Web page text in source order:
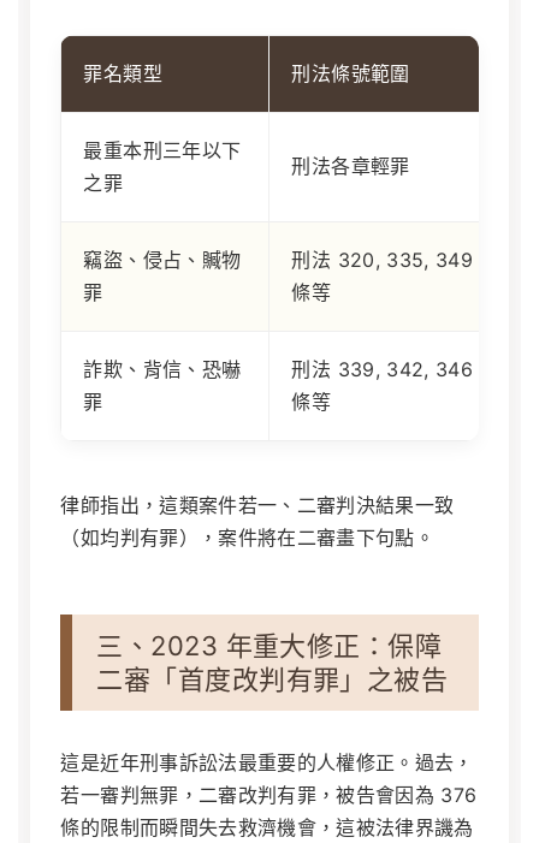
罪名類型 刑法條號範圍
最重本刑三年以下
之罪
刑法各章輕罪
竊盜、侵占、贓物
罪
刑法 320, 335, 349
條等
詐欺、背信、恐嚇
罪
刑法 339, 342, 346
條等
律師指出，這類案件若一、二審判決結果一致
（如均判有罪），案件將在二審畫下句點。
三、2023 年重大修正：保障
二審「首度改判有罪」之被告
這是近年刑事訴訟法最重要的人權修正。過去，
若一審判無罪，二審改判有罪，被告會因為 376
條的限制而瞬間失去救濟機會，這被法律界譏為